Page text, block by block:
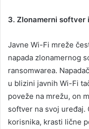
3. Zlonamerni softver
Javne Wi-Fi mreže
napada zlonamernog
ransomwarea.
u blizini javnih Wi-Fi
poveže na mrežu, on
softver na svoj uređaj.
korisnika, krasti lične